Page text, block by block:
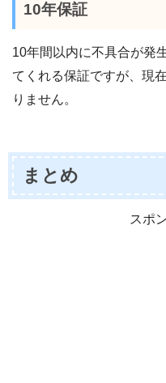
10年保証
10年間以内に不具合が発
てくれる保証ですが、現
りません。
まとめ
スポ